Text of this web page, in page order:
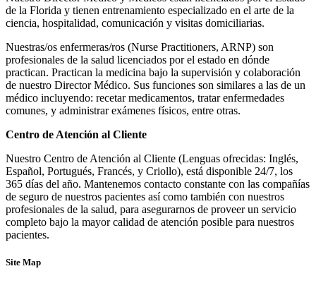
de la Florida y tienen entrenamiento especializado en el arte de la
ciencia, hospitalidad, comunicación y visitas domiciliarias.
Nuestras/os enfermeras/ros (Nurse Practitioners, ARNP) son
profesionales de la salud licenciados por el estado en dónde
practican. Practican la medicina bajo la supervisión y colaboración
de nuestro Director Médico. Sus funciones son similares a las de un
médico incluyendo: recetar medicamentos, tratar enfermedades
comunes, y administrar exámenes físicos, entre otras.
Centro de Atención al Cliente
Nuestro Centro de Atención al Cliente (Lenguas ofrecidas: Inglés,
Español, Portugués, Francés, y Criollo), está disponible 24/7, los
365 días del año. Mantenemos contacto constante con las compañías
de seguro de nuestros pacientes así como también con nuestros
profesionales de la salud, para asegurarnos de proveer un servicio
completo bajo la mayor calidad de atención posible para nuestros
pacientes.
Site Map